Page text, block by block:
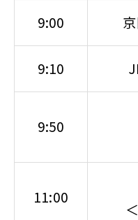
9:00
9:10
9:50
11:00